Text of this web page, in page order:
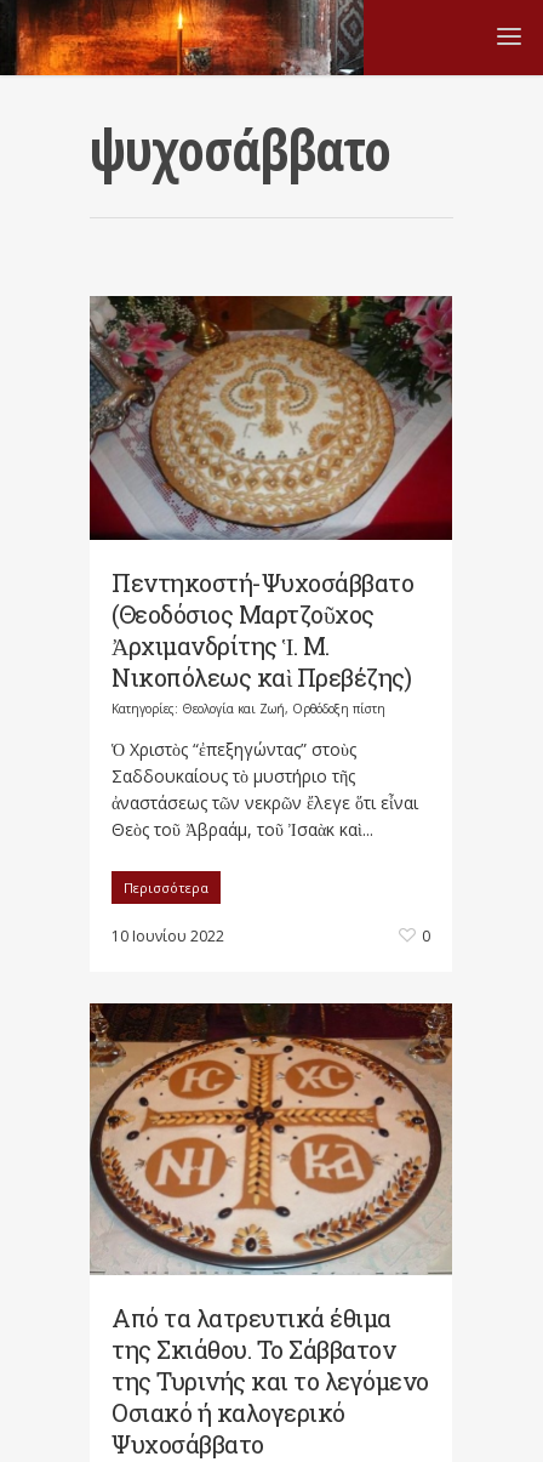
ψυχοσάββατο
Πεντηκοστή-Ψυχοσάββατο
(Θεοδόσιος Μαρτζοῦχος
Ἀρχιμανδρίτης Ἱ. Μ.
Νικοπόλεως καὶ Πρεβέζης)
Κατηγορίες: Θεολογία και Ζωή, Ορθόδοξη πίστη
Ὁ Χριστὸς “ἐπεξηγώντας” στοὺς
Σαδδουκαίους τὸ μυστήριο τῆς
ἀναστάσεως τῶν νεκρῶν ἔλεγε ὅτι εἶναι
Θεὸς τοῦ Ἀβραάμ, τοῦ Ἰσαὰκ καὶ...
Περισσότερα
10 Ιουνίου 2022 0
Από τα λατρευτικά έθιμα
της Σκιάθου. Το Σάββατον
της Τυρινής και το λεγόμενο
Οσιακό ή καλογερικό
Ψυχοσάββατο